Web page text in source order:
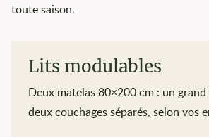
toute saison.
Lits modulables
Deux matelas 80×200 cm : un
deux couchages séparés, selon vos